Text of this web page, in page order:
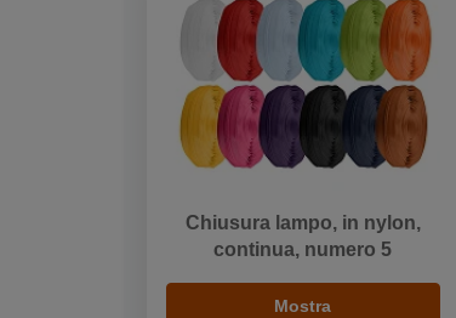
Chiusura lampo, in nylon,
continua, numero 5
Mostra